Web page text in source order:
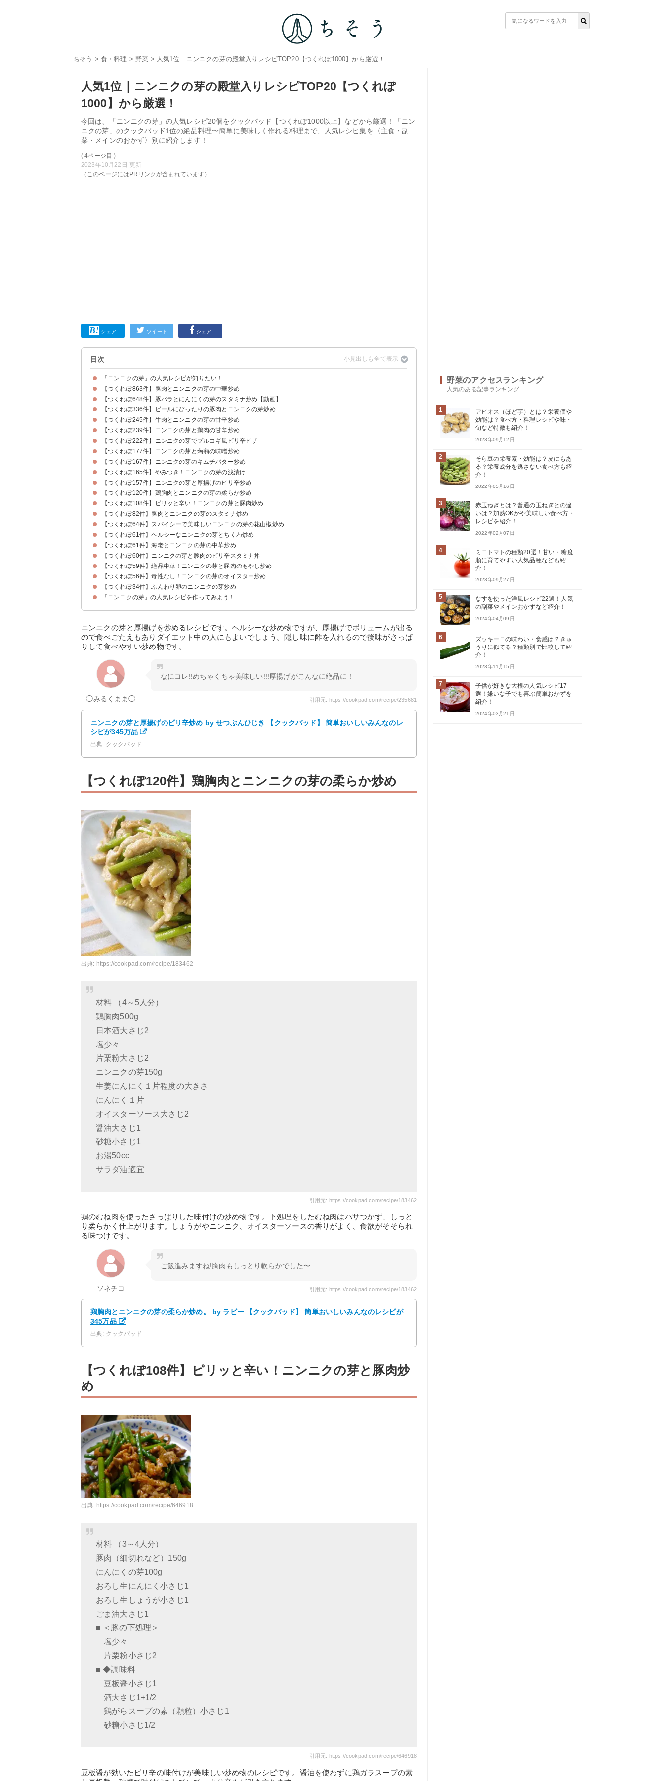
ちそう > 食・料理 > 野菜 > 人気1位｜ニンニクの芽の殿堂入りレシピTOP20【つくれぽ1000】から厳選！
人気1位｜ニンニクの芽の殿堂入りレシピTOP20【つくれぽ
1000】から厳選！
今回は、「ニンニクの芽」の人気レシピ20個をクックパッド【つくれぽ1000以上】などから厳選！「ニン
ニクの芽」のクックパッド1位の絶品料理〜簡単に美味しく作れる料理まで、人気レシピ集を〈主食・副
菜・メインのおかず〉別に紹介します！
( 4ページ目 )
2023年10月22日 更新
（このページにはPRリンクが含まれています）
シェア ツイート シェア
目次
「ニンニクの芽」の人気レシピが知りたい！
【つくれぽ863件】豚肉とニンニクの芽の中華炒め
【つくれぽ648件】豚バラとにんにくの芽のスタミナ炒め【動画】
【つくれぽ336件】ビールにぴったりの豚肉とニンニクの芽炒め
【つくれぽ245件】牛肉とニンニクの芽の甘辛炒め
【つくれぽ239件】ニンニクの芽と鶏肉の甘辛炒め
【つくれぽ222件】ニンニクの芽でプルコギ風ピリ辛ピザ
【つくれぽ177件】ニンニクの芽と蒟蒻の味噌炒め
【つくれぽ167件】ニンニクの芽のキムチバター炒め
【つくれぽ165件】やみつき！ニンニクの芽の浅漬け
【つくれぽ157件】ニンニクの芽と厚揚げのピリ辛炒め
【つくれぽ120件】鶏胸肉とニンニクの芽の柔らか炒め
【つくれぽ108件】ピリッと辛い！ニンニクの芽と豚肉炒め
【つくれぽ82件】豚肉とニンニクの芽のスタミナ炒め
【つくれぽ64件】スパイシーで美味しいニンニクの芽の花山椒炒め
【つくれぽ61件】ヘルシーなニンニクの芽とちくわ炒め
【つくれぽ61件】海老とニンニクの芽の中華炒め
【つくれぽ60件】ニンニクの芽と豚肉のピリ辛スタミナ丼
【つくれぽ59件】絶品中華！ニンニクの芽と豚肉のもやし炒め
【つくれぽ56件】毒性なし！ニンニクの芽のオイスター炒め
【つくれぽ34件】ふんわり卵のニンニクの芽炒め
「ニンニクの芽」の人気レシピを作ってみよう！
ニンニクの芽と厚揚げを炒めるレシピです。ヘルシーな炒め物ですが、厚揚げでボリュームが出る
ので食べごたえもありダイエット中の人にもよいでしょう。隠し味に酢を入れるので後味がさっぱ
りして食べやすい炒め物です。
◯みるくまま◯
なにコレ!!めちゃくちゃ美味しい!!!厚揚げがこんなに絶品に！
引用元: https://cookpad.com/recipe/235681
ニンニクの芽と厚揚げのピリ辛炒め by せつぶんひじき 【クックパッド】 簡単おいしいみんなのレ
シピが345万品
出典: クックパッド
【つくれぽ120件】鶏胸肉とニンニクの芽の柔らか炒め
出典: https://cookpad.com/recipe/183462
材料 （4～5人分）
鶏胸肉500g
日本酒大さじ2
塩少々
片栗粉大さじ2
ニンニクの芽150g
生姜にんにく１片程度の大きさ
にんにく１片
オイスターソース大さじ2
醤油大さじ1
砂糖小さじ1
お湯50cc
サラダ油適宜
引用元: https://cookpad.com/recipe/183462
鶏のむね肉を使ったさっぱりした味付けの炒め物です。下処理をしたむね肉はパサつかず、しっと
り柔らかく仕上がります。しょうがやニンニク、オイスターソースの香りがよく、食欲がそそられ
る味つけです。
ソネチコ
ご飯進みますね!胸肉もしっとり軟らかでした〜
引用元: https://cookpad.com/recipe/183462
鶏胸肉とニンニクの芽の柔らか炒め。 by ラビー 【クックパッド】 簡単おいしいみんなのレシピが
345万品
出典: クックパッド
【つくれぽ108件】ピリッと辛い！ニンニクの芽と豚肉炒
め
出典: https://cookpad.com/recipe/646918
材料 （3～4人分）
豚肉（細切れなど）150g
にんにくの芽100g
おろし生にんにく小さじ1
おろし生しょうが小さじ1
ごま油大さじ1
■ ＜豚の下処理＞
塩少々
片栗粉小さじ2
■ ◆調味料
豆板醤小さじ1
酒大さじ1+1/2
鶏がらスープの素（顆粒）小さじ1
砂糖小さじ1/2
引用元: https://cookpad.com/recipe/646918
豆板醤が効いたピリ辛の味付けが美味しい炒め物のレシピです。醤油を使わずに鶏ガラスープの素
野菜のアクセスランキング
人気のある記事ランキング
1
アピオス（ほど芋）とは？栄養価や
効能は？食べ方・料理レシピや味・
旬など特徴も紹介！
2023年09月12日
2
そら豆の栄養素・効能は？皮にもあ
る？栄養成分を逃さない食べ方も紹
介！
2022年05月16日
3
赤玉ねぎとは？普通の玉ねぎとの違
いは？加熱OKかや美味しい食べ方・
レシピを紹介！
2022年02月07日
4
ミニトマトの種類20選！甘い・糖度
順に育てやすい人気品種なども紹
介！
2023年09月27日
5
なすを使った洋風レシピ22選！人気
の副菜やメインおかずなど紹介！
2024年04月09日
6
ズッキーニの味わい・食感は？きゅ
うりに似てる？種類別で比較して紹
介！
2023年11月15日
7
子供が好きな大根の人気レシピ17
選！嫌いな子でも喜ぶ簡単おかずを
紹介！
2024年03月21日